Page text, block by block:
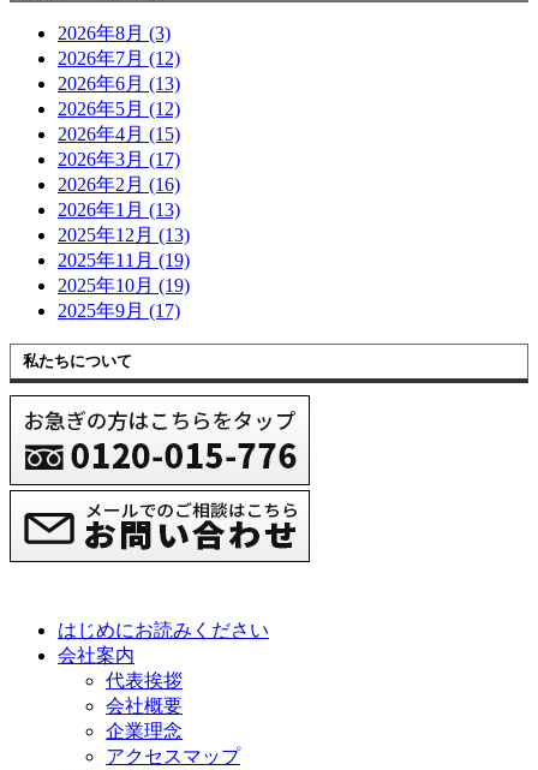
2026年8月 (3)
2026年7月 (12)
2026年6月 (13)
2026年5月 (12)
2026年4月 (15)
2026年3月 (17)
2026年2月 (16)
2026年1月 (13)
2025年12月 (13)
2025年11月 (19)
2025年10月 (19)
2025年9月 (17)
私たちについて
はじめにお読みください
会社案内
代表挨拶
会社概要
企業理念
アクセスマップ